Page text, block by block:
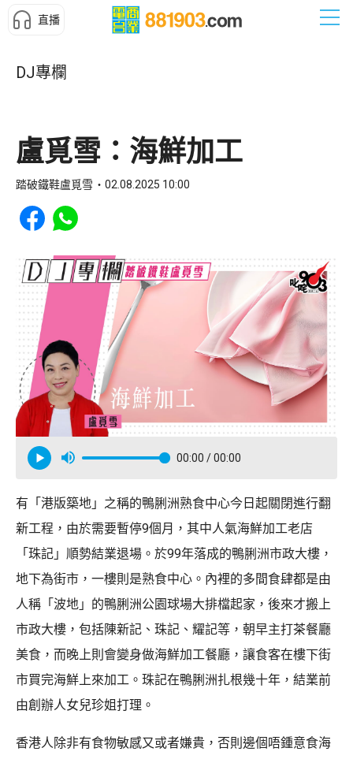
直播
DJ專欄
盧覓雪：海鮮加工
踏破鐵鞋盧覓雪 02.08.2025 10:00
Share to Facebook
Share to WhatsApp
00:00 / 00:00
有「港版築地」之稱的鴨脷洲熟食中心今日起關閉進行翻
新工程，由於需要暫停9個月，其中人氣海鮮加工老店
「珠記」順勢結業退場。於99年落成的鴨脷洲市政大樓，
地下為街市，一樓則是熟食中心。內裡的多間食肆都是由
人稱「波地」的鴨脷洲公園球場大排檔起家，後來才搬上
市政大樓，包括陳新記、珠記、耀記等，朝早主打茶餐廳
美食，而晚上則會變身做海鮮加工餐廳，讓食客在樓下街
市買完海鮮上來加工。珠記在鴨脷洲扎根幾十年，結業前
由創辦人女兒珍姐打理。
香港人除非有食物敏感又或者嫌貴，否則邊個唔鍾意食海